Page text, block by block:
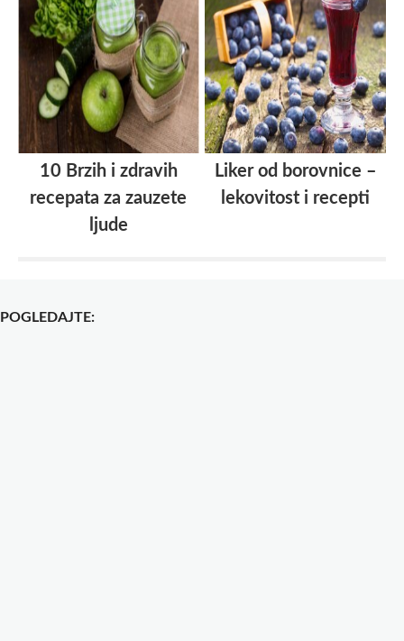
10 Brzih i zdravih
recepata za zauzete
ljude
Liker od borovnice –
lekovitost i recepti
POGLEDAJTE: